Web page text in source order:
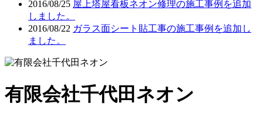
2016/08/25 屋上塔屋看板ネオン修理の施工事例を追加
しました。
2016/08/22 ガラス面シート貼工事の施工事例を追加し
ました。
有限会社千代田ネオン